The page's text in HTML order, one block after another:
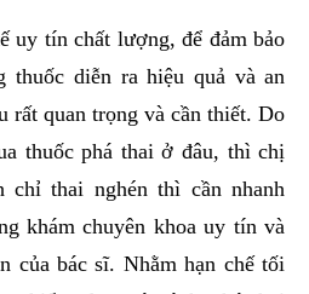
uy tín chất lượng, để đảm bảo
thuốc diễn ra hiệu quả và an
rất quan trọng và cần thiết. Do
thuốc phá thai ở đâu, thì chị
chỉ thai nghén thì cần nhanh
khám chuyên khoa uy tín và
của bác sĩ. Nhằm hạn chế tối